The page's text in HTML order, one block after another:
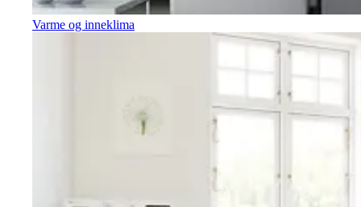
Varme og inneklima